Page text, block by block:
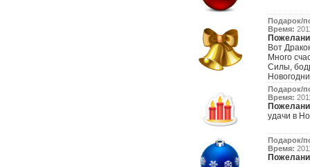
Подарок/
Время:
Вот
Много
Силы,
Подарок/
Время:
удачи в
Подарок/
Время: